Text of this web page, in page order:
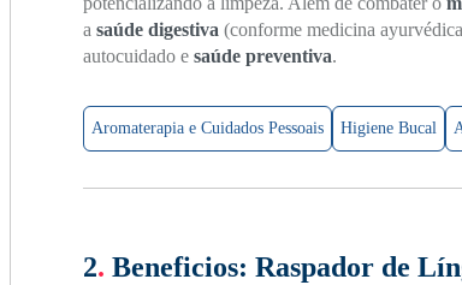
a saúde digestiva (conforme medicina
autocuidado e saúde preventiva.
Aromaterapia e Cuidados Pessoais Higiene Bucal
2. Beneficios: Raspador de